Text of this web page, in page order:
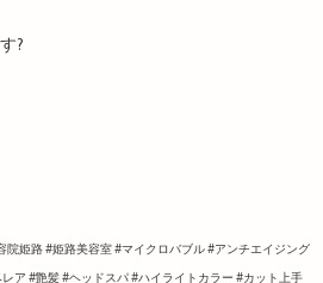
?
院姫路 #姫路美容室 #マイクロバブル #アンチエイジング
ア #艶髪 #ヘッドスパ #ハイライトカラー #カット上手